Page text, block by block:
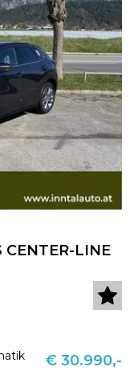
CENTER-LINE
€ 30.990,-